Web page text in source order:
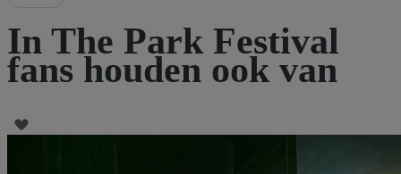
In The Park Festival
fans houden ook van